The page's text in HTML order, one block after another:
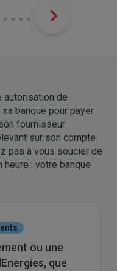
autorisation de
banque pour payer
fournisseur
sur son compte.
pas à vous soucier de
: votre banque
ou une
que